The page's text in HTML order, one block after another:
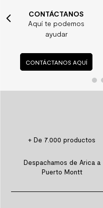
CONTÁCTANOS
Aquí te podemos
ayudar
CONTÁCTANOS AQUÍ
+ De 7.000 productos
Despachamos de Arica a
Puerto Montt